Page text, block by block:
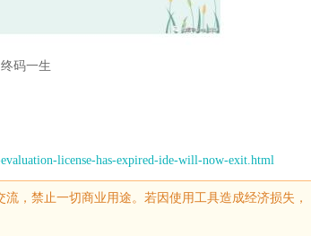
码一生
license-has-expired-ide-will-now-exit.html
，禁止一切商业用途。若因使用工具造成经济损失，